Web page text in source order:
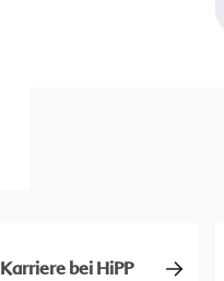
Karriere bei HiPP